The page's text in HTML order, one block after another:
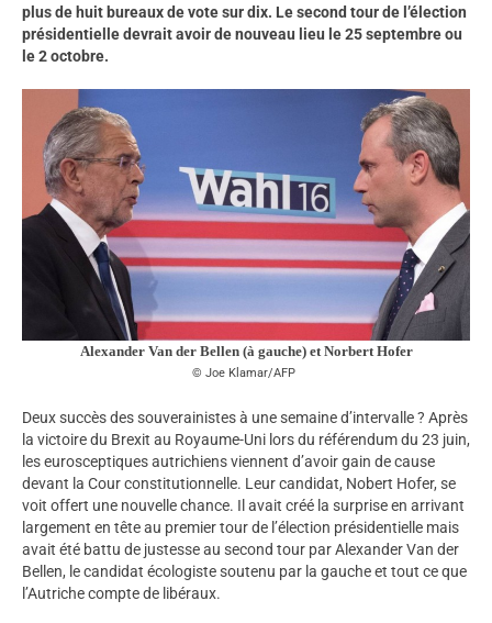
plus de huit bureaux de vote sur dix. Le second tour de l’élection
présidentielle devrait avoir de nouveau lieu le 25 septembre ou
le 2 octobre.
Alexander Van der Bellen (à gauche) et Norbert Hofer
Joe Klamar/AFP
Deux succès des souverainistes à une semaine d’intervalle ? Après
la victoire du Brexit au Royaume-Uni lors du référendum du 23 juin,
les eurosceptiques autrichiens viennent d’avoir gain de cause
devant la Cour constitutionnelle. Leur candidat, Nobert Hofer, se
voit offert une nouvelle chance. Il avait créé la surprise en arrivant
largement en tête au premier tour de l’élection présidentielle mais
avait été battu de justesse au second tour par Alexander Van der
Bellen, le candidat écologiste soutenu par la gauche et tout ce que
l’Autriche compte de libéraux.